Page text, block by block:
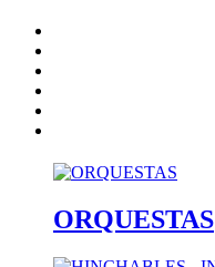
ORQUESTAS